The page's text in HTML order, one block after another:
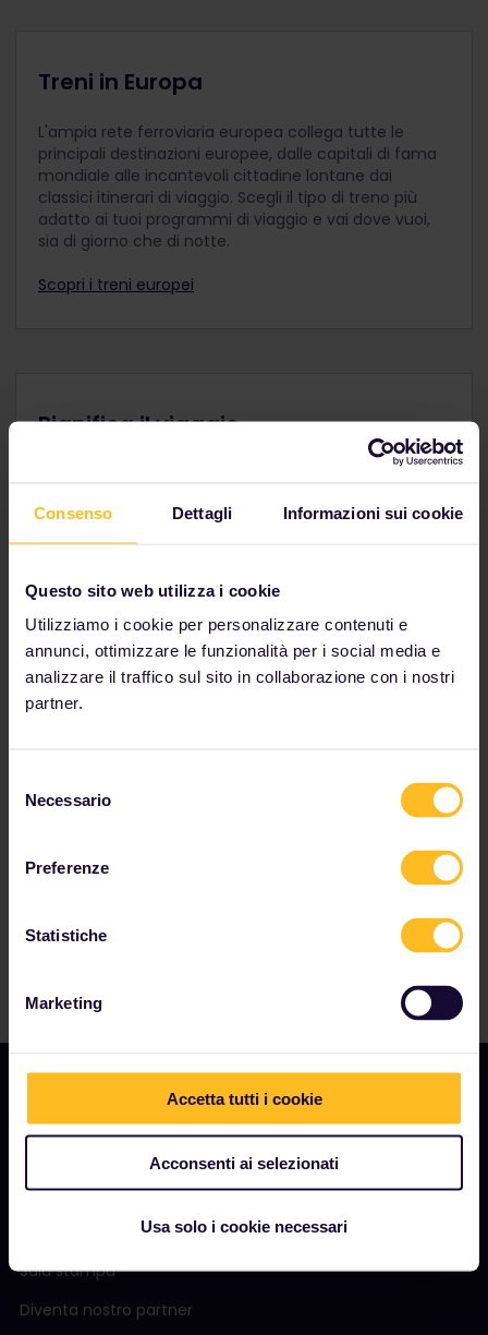
Consenso Dettagli Informazioni sui cookie
Questo sito web utilizza i cookie
Utilizziamo i cookie per personalizzare contenuti e
annunci, ottimizzare le funzionalità per i social media e
analizzare il traffico sul sito in collaborazione con i nostri
partner.
delNecessario
Preferenze
Statistiche
Marketing
Accetta tutti i cookie
Acconsenti ai selezionati
Usa solo i cookie necessari
esempio, 2 adulti possono portare con sé 4
bambini. Se con un adulto viaggiano più di 2
acquistare un Pass Giovani.
I bambini sotto i 12 anni viaggiano nella stessa
classe di viaggio dell'adulto che li accompagna.
Ricordati di aggiungere eventuali Pass Bambini al
tuo ordine insieme ai Pass Adulti, Pass Giovani o
aggiungerli al tuo ordine dopo l'acquisto.
Treni in Europa
L'ampia rete ferroviaria europea collega tutte le
principali destinazioni europee, dalle capitali di fama
mondiale alle incantevoli cittadine lontane dai
classici itinerari di viaggio. Scegli il tipo di treno più
adatto ai tuoi programmi di viaggio e vai dove vuoi,
sia di giorno che di notte.
Scopri i treni europei
Pianifica il viaggio
Consulta i dettagli di viaggio sulla tabella oraria
Visualizza la mappa della rete ferroviaria europea
Ottieni sconti con il tuo Pass
Chi siamo
Opportunità di lavoro
Sala stampa
Diventa nostro partner